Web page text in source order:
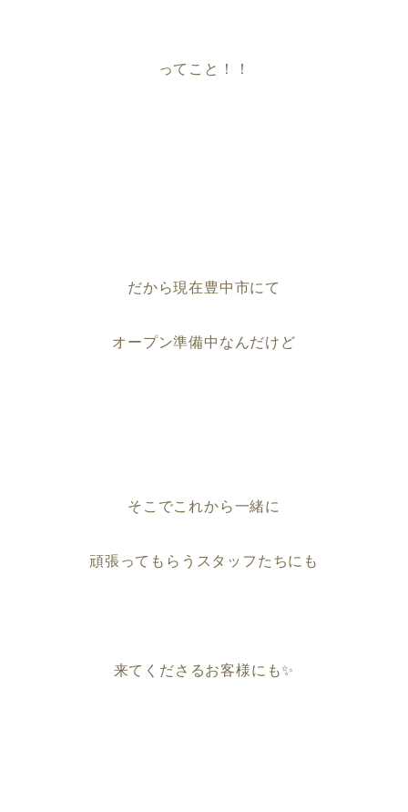
ってこと！！
だから現在豊中市にて
オープン準備中なんだけど
そこでこれから一緒に
頑張ってもらうスタッフたちにも
来てくださるお客様にも✨